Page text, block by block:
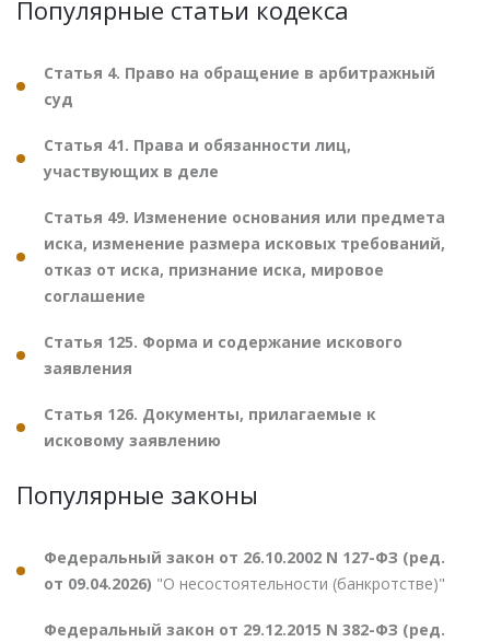
Популярные статьи кодекса
Статья 4. Право на обращение в арбитражный
суд
Статья 41. Права и обязанности лиц,
участвующих в деле
Статья 49. Изменение основания или предмета
иска, изменение размера исковых требований,
отказ от иска, признание иска, мировое
соглашение
Статья 125. Форма и содержание искового
заявления
Статья 126. Документы, прилагаемые к
исковому заявлению
Популярные законы
Федеральный закон от 26.10.2002 N 127-ФЗ (ред.
от 09.04.2026) "О несостоятельности (банкротстве)"
Федеральный закон от 29.12.2015 N 382-ФЗ (ред.